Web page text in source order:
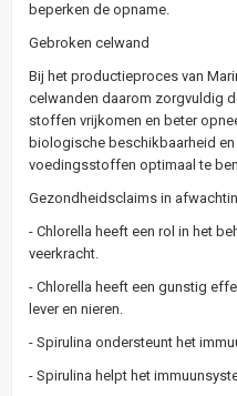
beperken de opname.
Gebroken celwand
Bij het productieproces van
celwanden daarom zorgvuldig
stoffen vrijkomen en beter
biologische beschikbaarheid
voedingsstoffen optimaal te
Gezondheidsclaims in
- Chlorella heeft een rol in het
veerkracht.
- Chlorella heeft een gunstig
lever en nieren.
- Spirulina ondersteunt
- Spirulina helpt het